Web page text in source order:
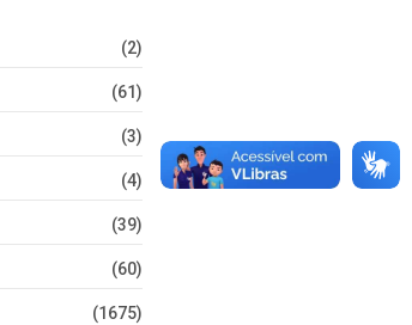
(2)
(61)
(3)
(4)
(39)
(60)
(1675)